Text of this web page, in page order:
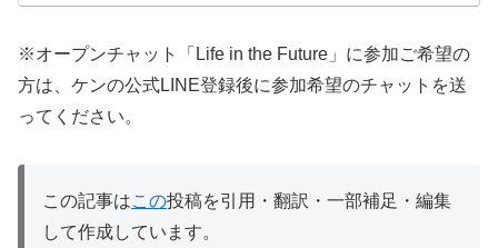
※オープンチャット「Life in the Future」に参加ご希望の
方は、ケンの公式LINE登録後に参加希望のチャットを送
ってください。
この記事はこの投稿を引用・翻訳・一部補足・編集
して作成しています。